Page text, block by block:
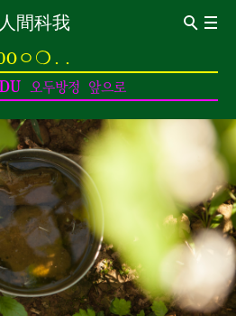
人間科我
ABOUT
CV
법觀想移動法
이동동작 異同動作 이동통 異同痛
ㅇ❍..
o 돌의 힘 石之力
ㅇ보는 돌 觀賞石
沒有我的世界
..멍멍 梦梦
ㅇ❍..
오두방정 앞으로